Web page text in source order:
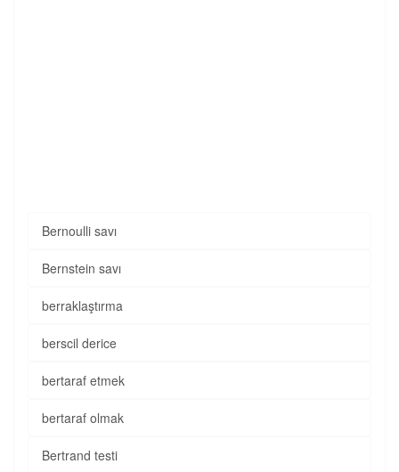
Bernoulli savı
Bernstein savı
berraklaştırma
berscil derice
bertaraf etmek
bertaraf olmak
Bertrand testi